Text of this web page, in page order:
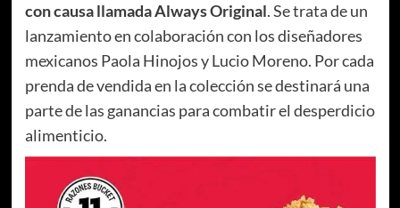
con causa llamada Always Original. Se trata de un
lanzamiento en colaboración con los diseñadores
mexicanos Paola Hinojos y Lucio Moreno. Por cada
prenda de vendida en la colección se destinará una
parte de las ganancias para combatir el desperdicio
alimenticio.